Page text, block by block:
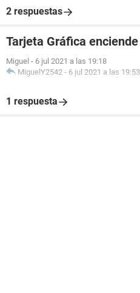
2 respuestas
Tarjeta Gráfica
Miguel - 6 jul 2021 a las 19:18
MiguelY2542 - 6 jul 2021 a las 19:53
1 respuesta